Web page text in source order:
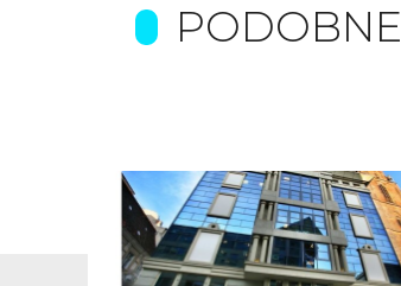
PODOBNE
do ulubionych